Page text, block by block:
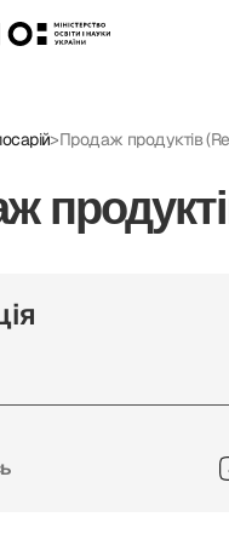
>Продаж продуктів